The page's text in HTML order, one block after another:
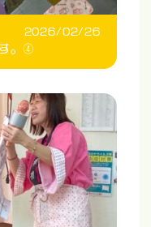
2026/02/26
。④